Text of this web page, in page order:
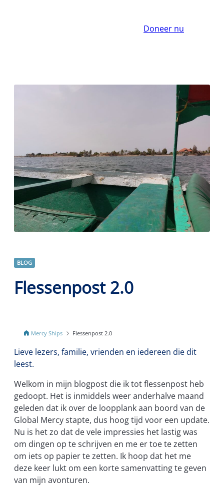
Doneer nu
BLOG
Flessenpost 2.0
Mercy Ships Flessenpost 2.0
Lieve lezers, familie, vrienden en iedereen die dit
leest.
Welkom in mijn blogpost die ik tot flessenpost heb
gedoopt. Het is inmiddels weer anderhalve maand
geleden dat ik over de loopplank aan boord van de
Global Mercy stapte, dus hoog tijd voor een update.
Nu is het zo dat de vele impressies het lastig was
om dingen op te schrijven en me er toe te zetten
om iets op papier te zetten. Ik hoop dat het me
deze keer lukt om een korte samenvatting te geven
van mijn avonturen.